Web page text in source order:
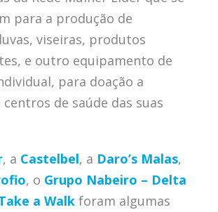
para a produção de
viseiras, produtos
e outro equipamento de
para doação a
de saúde das suas
, a Castelbel, a Daro’s Malas,
, o Grupo Nabeiro – Delta
a Walkforam algumas